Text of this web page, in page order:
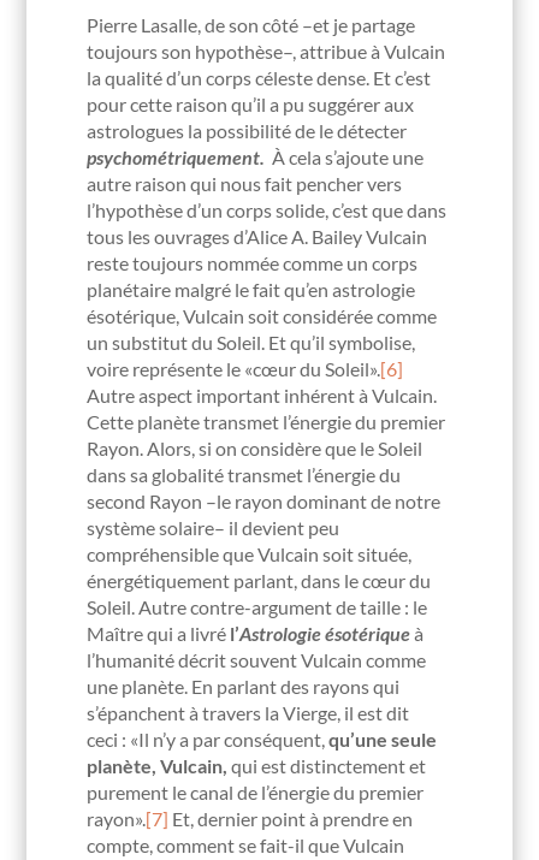
Pierre Lasalle, de son côté –et je partage
toujours son hypothèse–, attribue à Vulcain
la qualité d’un corps céleste dense. Et c’est
pour cette raison qu’il a pu suggérer aux
astrologues la possibilité de le détecter
psychométriquement. À cela s’ajoute une
autre raison qui nous fait pencher vers
l’hypothèse d’un corps solide, c’est que dans
tous les ouvrages d’Alice A. Bailey Vulcain
reste toujours nommée comme un corps
planétaire malgré le fait qu’en astrologie
ésotérique, Vulcain soit considérée comme
un substitut du Soleil. Et qu’il symbolise,
voire représente le «cœur du Soleil».[6]
Autre aspect important inhérent à Vulcain.
Cette planète transmet l’énergie du premier
Rayon. Alors, si on considère que le Soleil
dans sa globalité transmet l’énergie du
second Rayon –le rayon dominant de notre
système solaire– il devient peu
compréhensible que Vulcain soit située,
énergétiquement parlant, dans le cœur du
Soleil. Autre contre-argument de taille : le
Maître qui a livré l’Astrologie ésotériqueà
l’humanité décrit souvent Vulcain comme
une planète. En parlant des rayons qui
s’épanchent à travers la Vierge, il est dit
ceci : «Il n’y a par conséquent,qu’une seule
planète, Vulcain, qui est distinctement et
purement le canal de l’énergie du premier
rayon».[7] Et, dernier point à prendre en
compte, comment se fait-il que Vulcain